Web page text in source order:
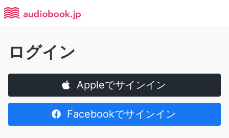
ログイン
Appleでサインイン
Facebookでサインイン